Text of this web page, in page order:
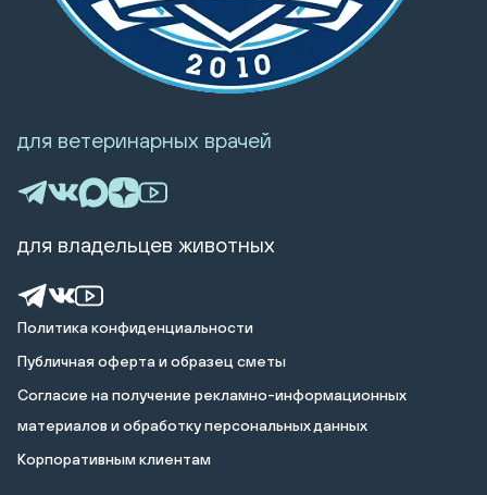
Политика конфиденциальности
Публичная оферта и образец сметы
Cогласие на получение рекламно-информационных
материалов и обработку персональных данных
Корпоративным клиентам
для ветеринарных врачей
для владельцев животных